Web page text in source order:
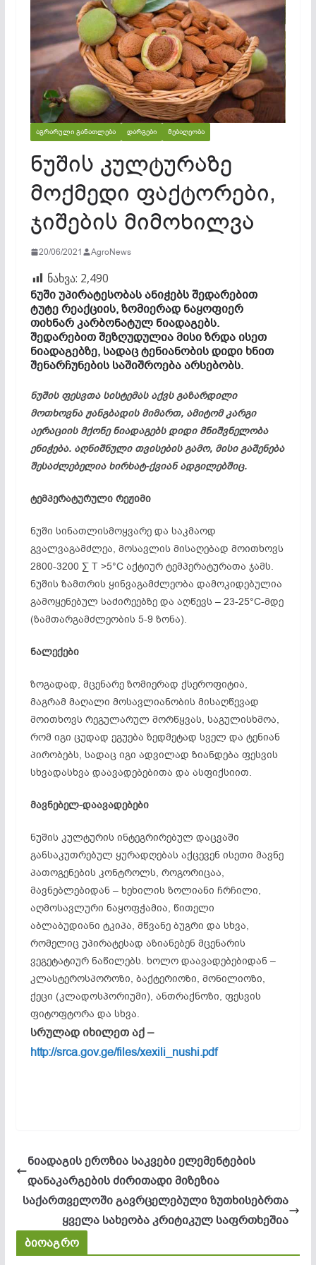
ᲐᲒᲠᲐᲠᲣᲚᲘ ᲒᲐᲜᲐᲗᲚᲔᲑᲐ ᲓᲐᲠᲒᲔᲑᲘ ᲛᲔᲑᲐᲦᲔᲝᲑᲐ
ნუშის კულტურაზე
მოქმედი ფაქტორები,
ჯიშების მიმოხილვა
20/06/2021 AgroNews
ნახვა: 2,490
ნუში უპირატესობას ანიჭებს შედარებით
ტუტე რეაქციის, ზომიერად ნაყოფიერ
თიხნარკარბონატულნიადაგებს.
შედარებით შეზღუდულია მისი ზრდა ისეთ
ნიადაგებზე, სადაც ტენიანობის დიდი ხნით
შენარჩუნების საშიშროება არსებობს.
ნუშის ფესვთა სისტემას აქვს გაზარდილი
მოთხოვნა ჟანგბადის მიმართ, ამიტომ კარგი
აერაციის მქონე ნიადაგებს დიდი მნიშვნელობა
ენიჭება. აღნიშნული თვისების გამო, მისი გაშენება
შესაძლებელია ხირხატ-ქვიანადგილებშიც.
ტემპერატურული რეჟიმი
ნუში სინათლისმოყვარედა საკმაოდ
გვალვაგამძლეა, მოსავლის მისაღებად მოითხოვს
2800-3200 ∑ T >5°C აქტიურ ტემპერატურათა ჯამს.
ნუშის ზამთრის ყინვაგამძლეობა დამოკიდებულია
გამოყენებულ საძირეებზე და აღწევს – 23-25°C-მდე
(ზამთარგამძლეობის5-9 ზონა).
ნალექები
ზოგადად, მცენარე ზომიერად ქსეროფიტია,
მაგრამ მაღალი მოსავლიანობის მისაღწევად
მოითხოვს რეგულარულ მორწყვას, საგულისხმოა,
რომ იგი ცუდად ეგუება ზედმეტად სველ და ტენიან
პირობებს, სადაც იგი ადვილად ზიანდება ფესვის
სხვადასხვა დაავადებებითა და ასფიქსიით.
მავნებელ-დაავადებები
ნუშის კულტურის ინტეგრირებულ დაცვაში
განსაკუთრებულ ყურადღებას აქცევენ ისეთი მავნე
პათოგენების კონტროლს, როგორიცაა,
მავნებლებიდან – ხეხილის ზოლიანი ჩრჩილი,
აღმოსავლური ნაყოფჭამია, წითელი
აბლაბუდიანი ტკიპა, მწვანე ბუგრი და სხვა,
რომელიც უპირატესად აზიანებენ მცენარის
ვეგეტატიურ ნაწილებს. ხოლო დაავადებებიდან –
კლასტეროსპოროზი, ბაქტერიოზი, მონილიოზი,
ქეცი (კლადოსპორიუმი), ანთრაქნოზი, ფესვის
ფიტოფტორა და სხვა.
სრულად იხილეთ აქ –
http://srca.gov.ge/files/xexili_nushi.pdf
ნიადაგის ეროზია საკვები ელემენტების
დანაკარგების ძირითადი მიზეზია
საქართველოში გავრცელებული ზუთხისებრთა
ყველა სახეობა კრიტიკულ საფრთხეშია
ბიოაგრო